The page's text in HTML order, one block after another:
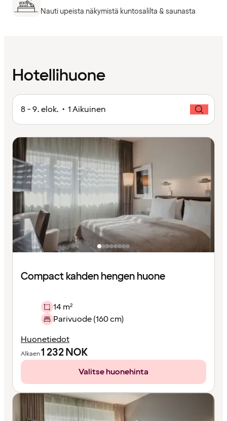
Nauti upeista näkymistä kuntosalilta & saunasta
Hotellihuone
8 - 9. elok. • 1 Aikuinen
Compact kahden hengen huone
14 m²
Parivuode (160 cm)
Huonetiedot
Alkaen1 232NOK
Valitse huonehinta